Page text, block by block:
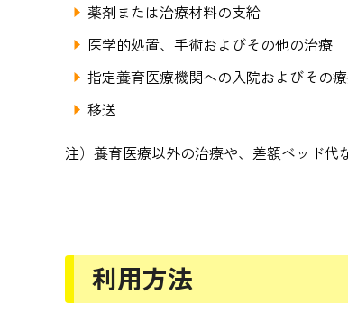
薬剤または治療材料の支給
医学的処置、手術およびその他の治療
指定養育医療機関への入院およびその
移送
注）養育医療以外の治療や、差額ベッド代
利用方法